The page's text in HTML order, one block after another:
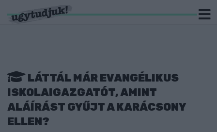
LÁTTÁL MÁR EVANGÉLIKUS
ISKOLAIGAZGATÓT, AMINT
ALÁÍRÁST GYŰJT A KARÁCSONY
ELLEN?